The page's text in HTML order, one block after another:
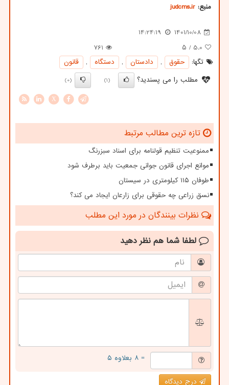
منبع: judcms.ir
1401/10/08
14:24:19
5.0 / ۵
761
تگها:
حقوق , دادستان , دستگاه ,
قانون
مطلب را می پسندید؟
(1)
(0)
X
تازه ترین مطالب مرتبط
ممنوعیت تنظیم قولنامه برای اسناد سبزرنگ
موانع اجرای قانون جوانی جمعیت باید برطرف شود
طوفان ۱۱۵ کیلومتری در سیستان
نسق زراعی چه حقوقی برای زارعان ایجاد می کند؟
نظرات بینندگان در مورد این مطلب
لطفا شما هم نظر دهید
= ۸ بعلاوه ۵
درج دیدگاه